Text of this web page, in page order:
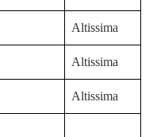
Altissima
Altissima
Altissima